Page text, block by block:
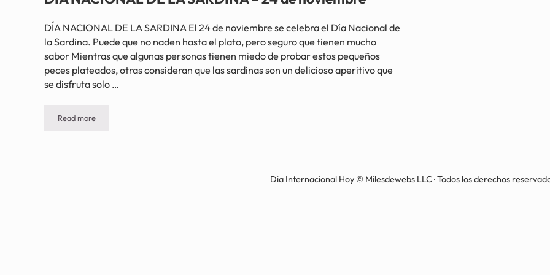
DÍA NACIONAL DE LA SARDINA El 24 de noviembre se celebra el Día Nacional de
la Sardina. Puede que no naden hasta el plato, pero seguro que tienen mucho
sabor Mientras que algunas personas tienen miedo de probar estos pequeños
peces plateados, otras consideran que las sardinas son un delicioso aperitivo que
se disfruta solo …
Read moreDÍA NACIONAL DE LA SARDINA – 24 de noviembre
Dia Internacional Hoy © Milesdewebs LLC · Todos los derechos